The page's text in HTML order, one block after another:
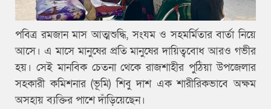
পবিত্র রমজান মাস আত্মশুদ্ধি, সংযম ও সহমর্মিতার বার্তা নিয়ে
আসে। এ মাসে মানুষের প্রতি মানুষের দায়িত্ববোধ আরও গভীর
হয়। সেই মানবিক চেতনা থেকে রাজশাহীর পুঠিয়া উপজেলার
সহকারী কমিশনার (ভূমি) শিবু দাশ এক শারীরিকভাবে অক্ষম
অসহায় ব্যক্তির পাশে দাঁড়িয়েছেন।